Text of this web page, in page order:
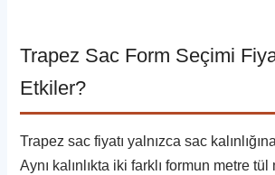
Trapez Sac Form Seçimi
Etkiler?
Trapez sac fiyatı yalnızca sac
Aynı kalınlıkta iki farklı formun metre tül